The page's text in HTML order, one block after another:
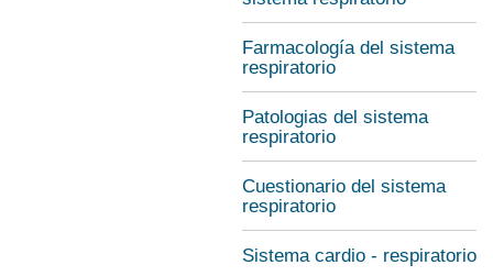
Farmacología del sistema
respiratorio
Patologias del sistema
respiratorio
Cuestionario del sistema
respiratorio
Sistema cardio - respiratorio